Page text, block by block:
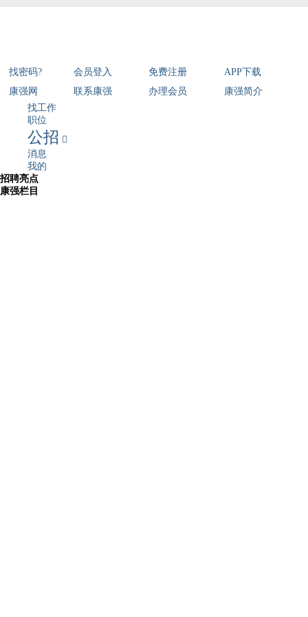
找密码? 会员登入 免费注册
APP下载
康强网
联系康强 办理会员
康强简介
找工作
职位
公招 
消息
我的
招聘亮点
康强栏目